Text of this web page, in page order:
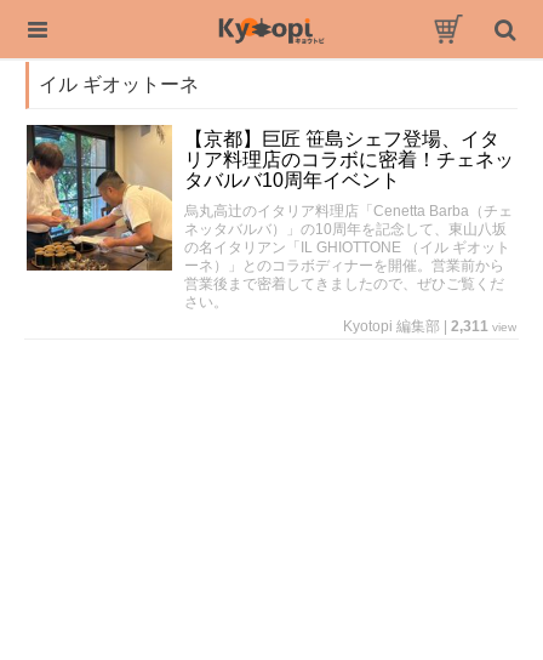
イル ギオットーネ
【京都】巨匠 笹島シェフ登場、イタ
リア料理店のコラボに密着！チェネッ
タバルバ10周年イベント
烏丸高辻のイタリア料理店「Cenetta Barba（チェ
ネッタバルバ）」の10周年を記念して、東山八坂
の名イタリアン「IL GHIOTTONE （イル ギオット
ーネ）」とのコラボディナーを開催。営業前から
営業後まで密着してきましたので、ぜひご覧くだ
さい。
Kyotopi 編集部
2,311 view